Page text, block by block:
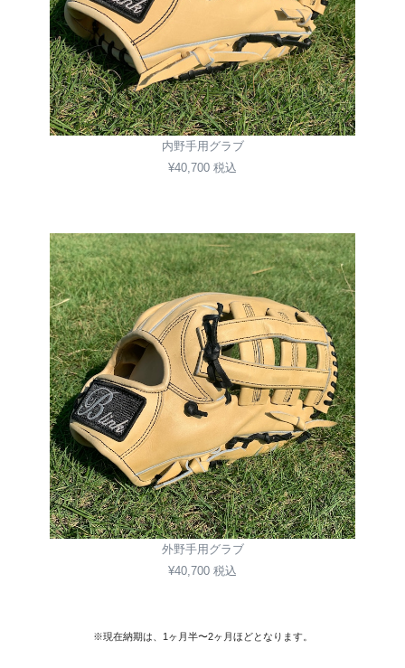
内野手用グラブ
¥40,700 税込
外野手用グラブ
¥40,700 税込
※現在納期は、1ヶ月半〜2ヶ月ほどとなります。